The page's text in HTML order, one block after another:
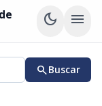
dark_mode menu
searchBuscar